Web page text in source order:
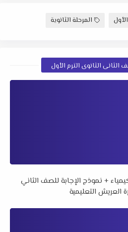
المرحلة الثانوية
الثانوى الترم الأول
+ نموذج الإجابة للصف الثاني